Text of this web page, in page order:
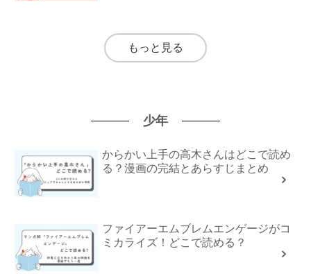
もっと見る
少年
からかい上手の高木さんはどこで読め
る？漫画の完結とあらすじまとめ
ファイアーエムブレムエンゲージがコ
ミカライズ！どこで読める？